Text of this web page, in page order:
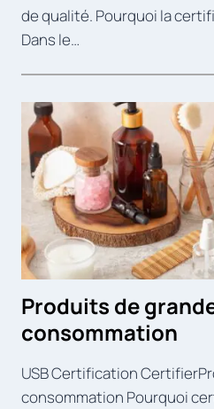
de qualité. Pourquoi la
Dans le…
Produits de
consommation
USB Certification
consommation Pourquoi